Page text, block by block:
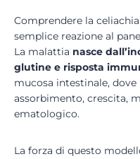
Comprendere la
semplice reazione al
La malattia nasce
glutine e risposta
mucosa intestinale, dove
assorbimento, crescita,
ematologico.
La forza di questo